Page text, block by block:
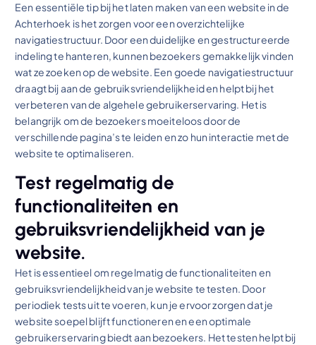
Een essentiële tip bij het laten maken van een website in de
Achterhoek is het zorgen voor een overzichtelijke
navigatiestructuur. Door een duidelijke en gestructureerde
indeling te hanteren, kunnen bezoekers gemakkelijk vinden
wat ze zoeken op de website. Een goede navigatiestructuur
draagt bij aan de gebruiksvriendelijkheid en helpt bij het
verbeteren van de algehele gebruikerservaring. Het is
belangrijk om de bezoekers moeiteloos door de
verschillende pagina’s te leiden en zo hun interactie met de
website te optimaliseren.
Test regelmatig de
functionaliteiten en
gebruiksvriendelijkheid van je
website.
Het is essentieel om regelmatig de functionaliteiten en
gebruiksvriendelijkheid van je website te testen. Door
periodiek tests uit te voeren, kun je ervoor zorgen dat je
website soepel blijft functioneren en een optimale
gebruikerservaring biedt aan bezoekers. Het testen helpt bij